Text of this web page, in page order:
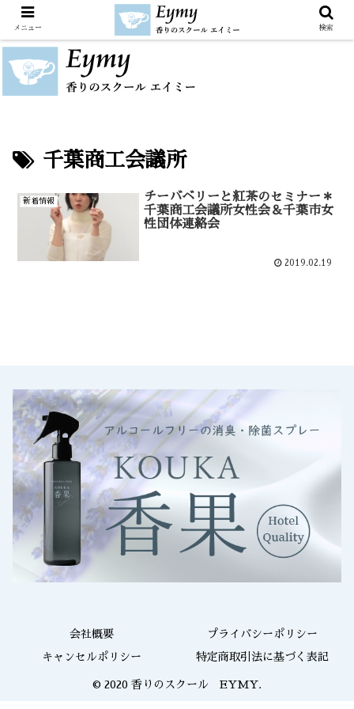
千葉商工会議所
新着情報
チーバベリーと紅茶のセミナー＊
千葉商工会議所女性会＆千葉市女
性団体連絡会
2019.02.19
会社概要 プライバシーポリシー
キャンセルポリシー 特定商取引法に基づく表記
© 2020 香りのスクール EYMY.
メニュー 検索